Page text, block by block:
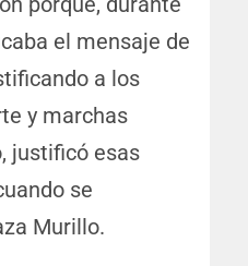
el mensaje de
a los
y marchas
justificó esas
se
Murillo.